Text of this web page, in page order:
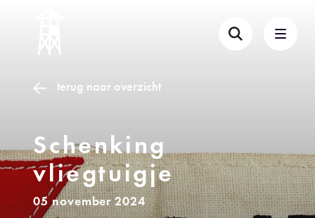
terug naar overzicht
Schenking
vliegtuigje
05 november 2024